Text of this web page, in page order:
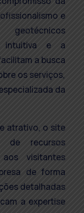
e
intuitiva e a
a busca
os serviços,
da
atrativo, o site
de recursos
visitantes
de forma
detalhadas
a expertise